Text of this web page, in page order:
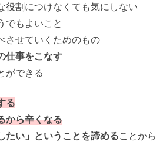
割につけなくても気にしない
もよいこと
せていくためのもの
仕事をこなす
ができる
る
から辛くなる
たい」ということを諦めることから